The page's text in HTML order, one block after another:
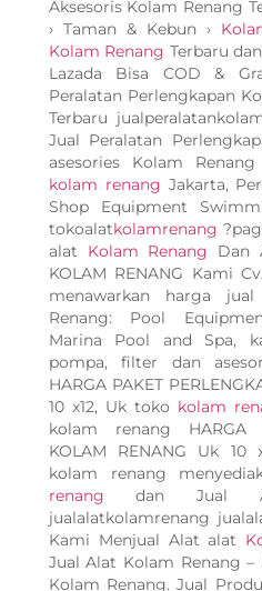
Aksesoris Kolam Renang
› Taman & Kebun ›
Kolam Renang Terbaru
Lazada Bisa COD &
Peralatan Perlengkapan
Terbaru
Jual Peralatan
asesories Kolam
kolam renang Jakarta,
Shop Equipment
tokoalatkolamrenang
alat Kolam Renang Dan
KOLAM RENANG Kami
menawarkan harga
Renang: Pool
Marina Pool and Spa,
pompa, filter dan
HARGA PAKET
10 x12, Uk toko kolam
kolam renang HARGA
KOLAM RENANG Uk 10
kolam renang
renang dan Jual
jualalatkolamrenang
Kami Menjual Alat alat
Jual Alat Kolam Renang
Kolam Renang. Jual